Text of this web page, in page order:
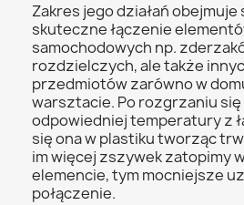
Zakres jego działań obejmuje
skuteczne łączenie
samochodowych np.
rozdzielczych, ale także
przedmiotów zarówno w
warsztacie. Po rozgrzaniu
odpowiedniej temperatury z
się ona w plastiku tworząc
im więcej zszywek zatopimy
elemencie, tym mocniejsze
połączenie.